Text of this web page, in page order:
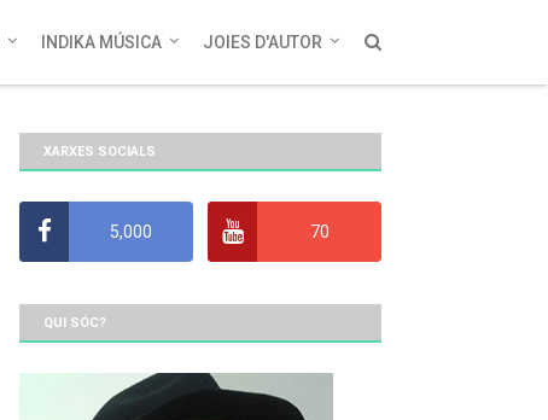
INDIKA MÚSICA JOIES D'AUTOR
XARXES SOCIALS
5,000 70
QUI SÓC?